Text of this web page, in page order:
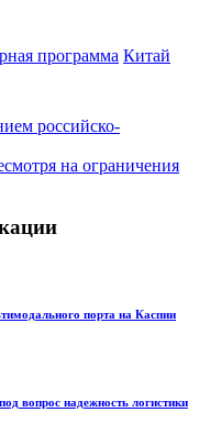
программа Китай
российско-
на ограничения
порта на Каспии
вопрос надежность логистики